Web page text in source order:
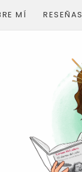
MÍ RESEÑAS